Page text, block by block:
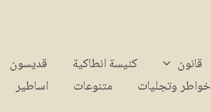
قانون كنيسة انطاكية
قديسون
خواطر وتجليات متنوعات اساطير